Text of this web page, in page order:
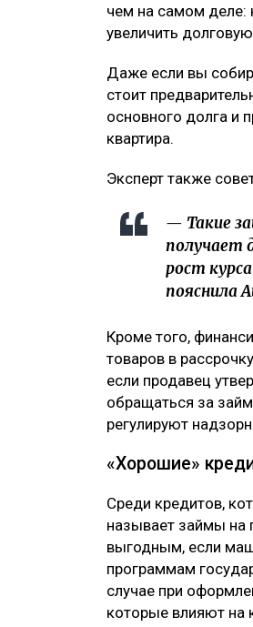
чем на самом деле:
увеличить
Даже если вы
стоит
основного долга и
квартира.
Эксперт также
— Такие
получает
рост
пояснила
Кроме того,
товаров в
если продавец
обращаться за
регулируют
«Хорошие»
Среди кредитов,
называет займы на
выгодным, если
программам
случае при
которые влияют на